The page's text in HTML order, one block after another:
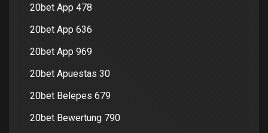
20bet App 478
20bet App 636
20bet App 969
20bet Apuestas 30
20bet Belepes 679
20bet Bewertung 790